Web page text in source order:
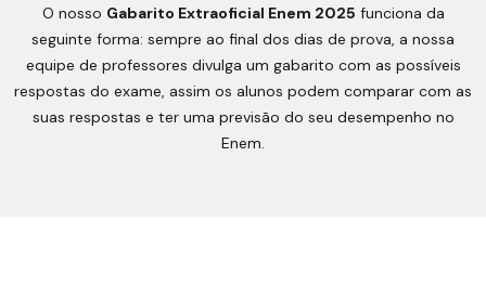
O nosso Gabarito Extraoficial Enem 2025 funciona da
seguinte forma: sempre ao final dos dias de prova, a nossa
equipe de professores divulga um gabarito com as possíveis
respostas do exame, assim os alunos podem comparar com as
suas respostas e ter uma previsão do seu desempenho no
Enem.